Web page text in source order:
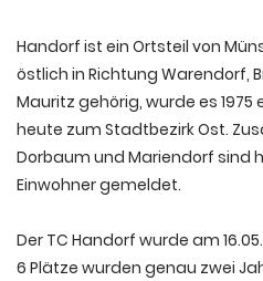
Handorf ist ein Ortsteil von
östlich in Richtung Warendorf,
Mauritz gehörig, wurde es
heute zum Stadtbezirk Ost.
Dorbaum und Mariendorf sind
Einwohner gemeldet.
Der TC Handorf wurde am
6 Plätze wurden genau zwei